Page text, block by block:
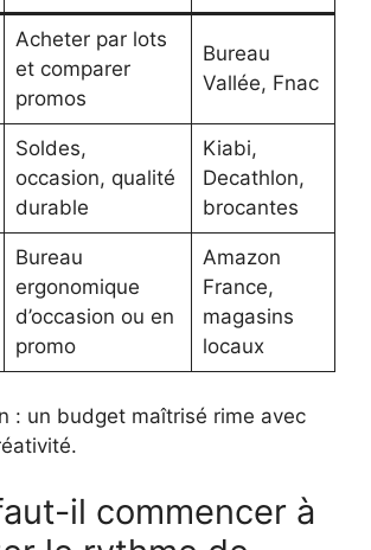
Acheter par lots
et comparer
promos
Bureau
Vallée, Fnac
Soldes,
occasion, qualité
durable
Kiabi,
Decathlon,
brocantes
Bureau
ergonomique
d’occasion ou en
promo
Amazon
France,
magasins
locaux
: un budget maîtrisé rime avec
il commencer à